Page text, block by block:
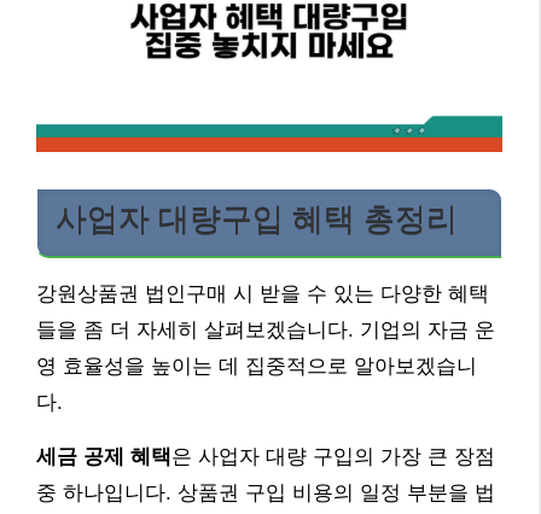
사업자 대량구입 혜택 총정리
강원상품권 법인구매 시 받을 수 있는 다양한 혜택
들을 좀 더 자세히 살펴보겠습니다. 기업의 자금 운
영 효율성을 높이는 데 집중적으로 알아보겠습니
다.
세금 공제 혜택은 사업자 대량 구입의 가장 큰 장점
중 하나입니다. 상품권 구입 비용의 일정 부분을 법